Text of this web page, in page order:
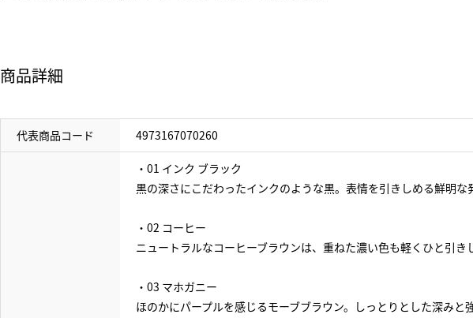
商品詳細
代表商品コード 4973167070260
・01 インク ブラック
黒の深さにこだわったインクのような黒。表情を引きしめる鮮明な
・02 コーヒー
ニュートラルなコーヒーブラウンは、重ねた濃い色も軽くひと引き
・03 マホガニー
ほのかにパープルを感じるモーブブラウン。しっとりとした深みと